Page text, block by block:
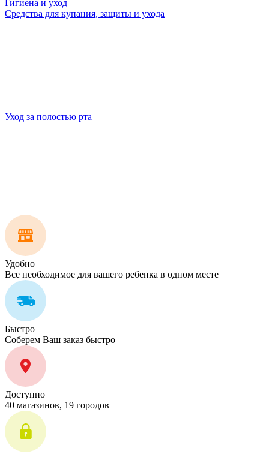
Гигиена и уход
Средства для купания, защиты и ухода
Уход за полостью рта
Удобно
Все необходимое для вашего ребенка в одном месте
Быстро
Соберем Ваш заказ быстро
Доступно
40 магазинов, 19 городов